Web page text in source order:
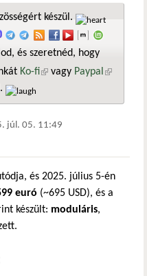
készül.
és szeretnéd, hogy
Ko-fi(külső hivatkozás)
vagy Paypal
júl. 05. 11:49
és 2025. július 5-én
euró (~695 USD), és a
készült: moduláris,